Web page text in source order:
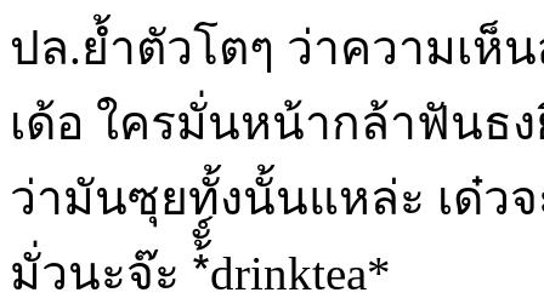
ปล.ย้ำตัวโตๆ ว่าความเห็
เด้อ ใครมั่นหน้ากล้าฟันธ
ว่ามันซุยทั้งนั้นแหล่ะ เด๋ว
มั่วนะจ๊ะ *้ั์drinktea*